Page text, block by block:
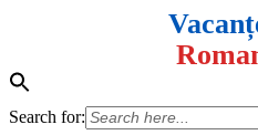
Search for: